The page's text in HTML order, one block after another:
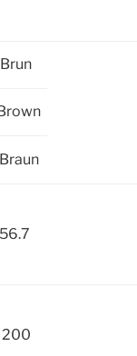
Brun
Braun
56.7
200